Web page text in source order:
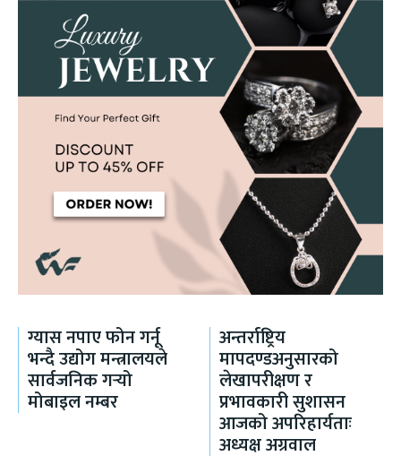
ग्यास नपाए फोन गर्नू
भन्दै उद्योग मन्त्रालयले
सार्वजनिक गर्‍यो
मोबाइल नम्बर
अन्तर्राष्ट्रिय
मापदण्डअनुसारको
लेखापरीक्षण र
प्रभावकारी सुशासन
आजको अपरिहार्यताः
अध्यक्ष अग्रवाल